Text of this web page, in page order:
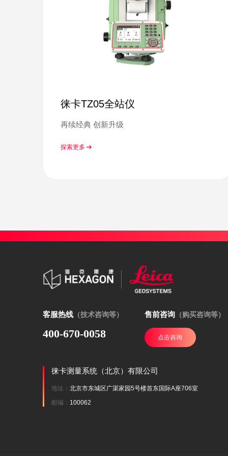
徕卡TZ05全站仪
再续经典 创新升级
探索更多
客服热线 （技术咨询等）
400-670-0058
售前咨询 （购买咨询等）
点击咨询
徕卡测量系统（北京）有限公司
地址： 北京市东城区广渠家园5号楼首东国际A座706室
邮编： 100062